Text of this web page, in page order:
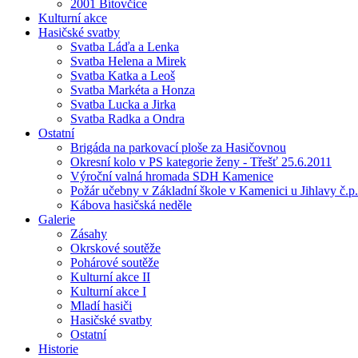
2001 Bítovčice
Kulturní akce
Hasičské svatby
Svatba Láďa a Lenka
Svatba Helena a Mirek
Svatba Katka a Leoš
Svatba Markéta a Honza
Svatba Lucka a Jirka
Svatba Radka a Ondra
Ostatní
Brigáda na parkovací ploše za Hasičovnou
Okresní kolo v PS kategorie ženy - Třešť 25.6.2011
Výroční valná hromada SDH Kamenice
Požár učebny v Základní škole v Kamenici u Jihlavy
Kábova hasičská neděle
Galerie
Zásahy
Okrskové soutěže
Pohárové soutěže
Kulturní akce II
Kulturní akce I
Mladí hasiči
Hasičské svatby
Ostatní
Historie